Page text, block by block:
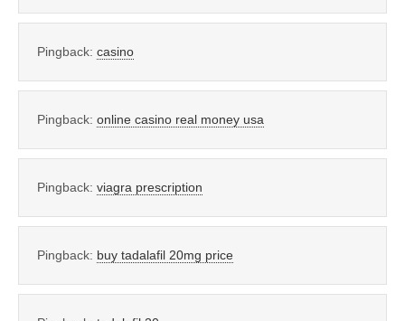
Pingback: casino
Pingback: online casino real money usa
Pingback: viagra prescription
Pingback: buy tadalafil 20mg price